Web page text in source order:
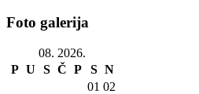
Foto galerija
08. 2026.
P U S Č P S N
01 02